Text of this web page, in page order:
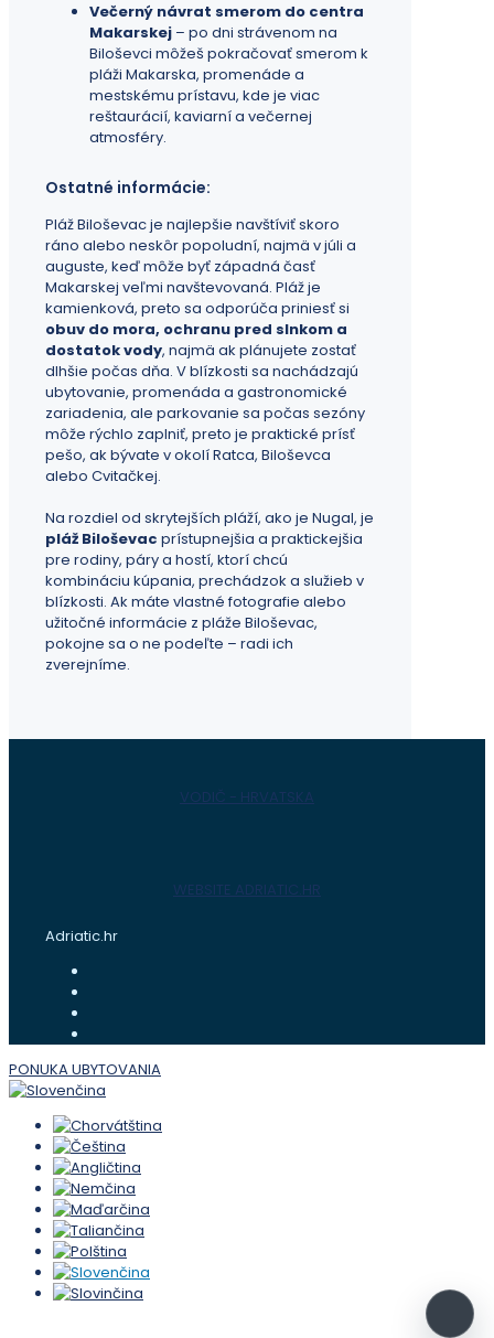
Večerný návrat smerom do centra
Makarskej – po dni strávenom na
Biloševci môžeš pokračovať smerom k
pláži Makarska, promenáde a
mestskému prístavu, kde je viac
reštaurácií, kaviarní a večernej
atmosféry.
Ostatné informácie:
Pláž Biloševac je najlepšie navštíviť skoro
ráno alebo neskôr popoludní, najmä v júli a
auguste, keď môže byť západná časť
Makarskej veľmi navštevovaná. Pláž je
kamienková, preto sa odporúča priniesť si
obuv do mora, ochranu pred slnkom a
dostatok vody, najmä ak plánujete zostať
dlhšie počas dňa. V blízkosti sa nachádzajú
ubytovanie, promenáda a gastronomické
zariadenia, ale parkovanie sa počas sezóny
môže rýchlo zaplniť, preto je praktické prísť
pešo, ak bývate v okolí Ratca, Biloševca
alebo Cvitačkej.
Na rozdiel od skrytejších pláží, ako je Nugal, je
pláž Biloševac prístupnejšia a praktickejšia
pre rodiny, páry a hostí, ktorí chcú
kombináciu kúpania, prechádzok a služieb v
blízkosti. Ak máte vlastné fotografie alebo
užitočné informácie z pláže Biloševac,
pokojne sa o ne podeľte – radi ich
zverejníme.
VODIČ - HRVATSKA
WEBSITE ADRIATIC.HR
Adriatic.hr
PONUKA UBYTOVANIA